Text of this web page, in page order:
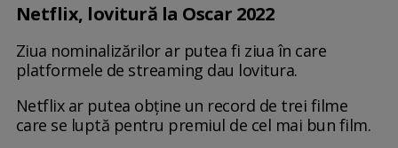
Netflix, lovitură la Oscar 2022
Ziua nominalizărilor ar putea fi ziua în care
platformele de streaming dau lovitura.
Netflix ar putea obține un record de trei filme
care se luptă pentru premiul de cel mai bun film.